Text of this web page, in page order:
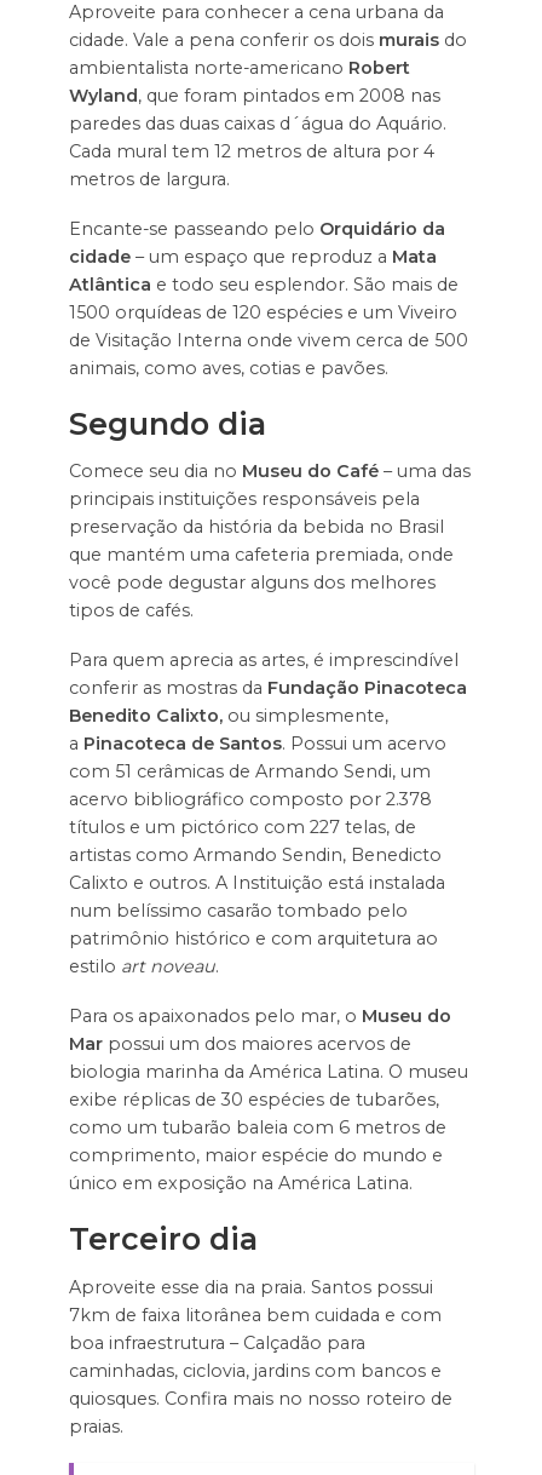
Aproveite para conhecer a cena urbana da
cidade. Vale a pena conferir os dois muraisdo
ambientalista norte-americano Robert
Wyland, que foram pintados em 2008 nas
paredes das duas caixas d´água do Aquário.
Cada mural tem 12 metros de altura por 4
metros de largura.
Encante-se passeando pelo Orquidário da
cidade– um espaço que reproduz a Mata
Atlântica e todo seu esplendor. São mais de
1500 orquídeas de 120 espécies e um Viveiro
de Visitação Interna onde vivem cerca de 500
animais, como aves, cotias e pavões.
Segundo dia
Comece seu dia no Museu do Café– uma das
principais instituições responsáveis pela
preservação da história da bebida no Brasil
que mantém uma cafeteria premiada, onde
você pode degustar alguns dos melhores
tipos de cafés.
Para quem aprecia as artes, é imprescindível
conferir as mostras da Fundação Pinacoteca
Benedito Calixto, ou simplesmente,
a Pinacoteca de Santos. Possui um acervo
com 51 cerâmicas de Armando Sendi, um
acervo bibliográfico composto por 2.378
títulos e um pictórico com 227 telas, de
artistas como Armando Sendin, Benedicto
Calixto e outros. A Instituição está instalada
num belíssimo casarão tombado pelo
patrimônio histórico e com arquitetura ao
estilo art noveau.
Para os apaixonados pelo mar, o Museu do
Marpossui um dos maiores acervos de
biologia marinha da América Latina. O museu
exibe réplicas de 30 espécies de tubarões,
como um tubarão baleia com 6 metros de
comprimento, maior espécie do mundo e
único em exposição na América Latina.
Terceiro dia
Aproveite esse dia na praia. Santos possui
7km de faixa litorânea bem cuidada e com
boa infraestrutura – Calçadão para
caminhadas, ciclovia, jardins com bancos e
quiosques. Confira mais no nosso roteiro de
praias.